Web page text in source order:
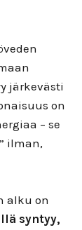
järkevästi
on
– se
ilman,
alku on
syntyy,